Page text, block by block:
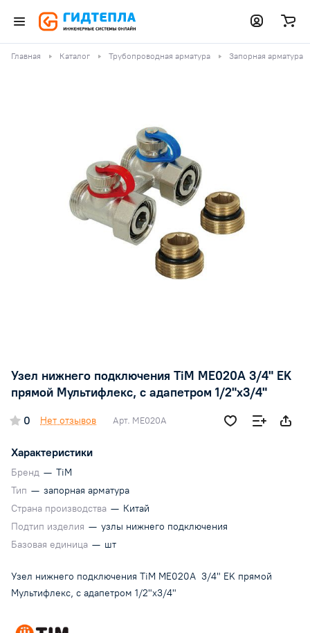
Главная Каталог Трубопроводная арматура Запорная арматура
Узел нижнего подключения TiM ME020A 3/4" EK
прямой Мультифлекс, с адапетром 1/2"x3/4"
0 Нет отзывов Арт. ME020A
Характеристики
Бренд — TiM
Тип — запорная арматура
Страна производства — Китай
Подтип изделия — узлы нижнего подключения
Базовая единица — шт
Узел нижнего подключения TiM ME020A 3/4" EK прямой
Мультифлекс, с адапетром 1/2"x3/4"